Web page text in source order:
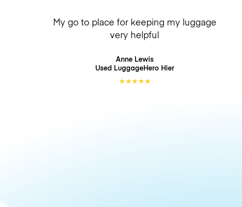
My go to place for keeping my luggage
very helpful
Anne Lewis
Used LuggageHero Hier
★★★★★